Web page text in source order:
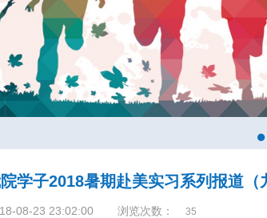
学子2018暑期赴美实习系列报道（
08-23 23:02:00 浏览次数： 35